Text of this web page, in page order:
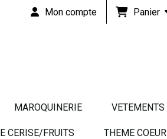
Mon compte Panier
MAROQUINERIE VETEMENTS
CERISE/FRUITS THEME COEUR